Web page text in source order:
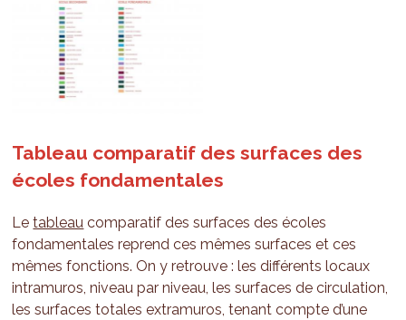
Tableau comparatif des surfaces des
écoles fondamentales
Letableau comparatif des surfaces des écoles
fondamentales reprend ces mêmes surfaces et ces
mêmes fonctions. On y retrouve : les différents locaux
intramuros, niveau par niveau, les surfaces de circulation,
les surfaces totales extramuros, tenant compte d’une